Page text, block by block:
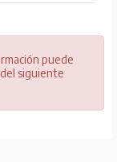
puede
siguiente